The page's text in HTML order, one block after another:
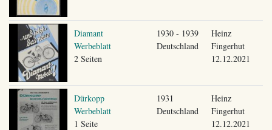
Diamant
Werbeblatt
2 Seiten
1930 - 1939
Deutschland
Heinz
Fingerhut
12.12.2021
Dürkopp
Werbeblatt
1 Seite
1931
Deutschland
Heinz
Fingerhut
12.12.2021